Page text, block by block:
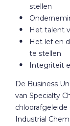
stellen
Het talent
Het lef en
te stellen
Integriteit
De Business
van Specialty
Industrial